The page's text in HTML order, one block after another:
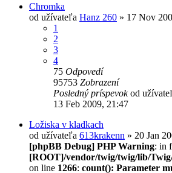
Chromka
od užívateľa Hanz 260 » 17 Nov
1
2
3
4
75 Odpovedí
95753 Zobrazení
Posledný príspevokod
13 Feb 2009, 21:47
Ložiska v kladkach
od užívateľa 613krakenn » 20 Jan
[phpBB Debug] PHP Warning: in
[ROOT]/vendor/twig/twig/lib/
on line 1266: count(): Parameter